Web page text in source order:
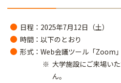
日程：2025年7月12日（土）
時間：以下のとおり
形式：Web会議ツール「Zoom
大学施設にご来場い
ん。